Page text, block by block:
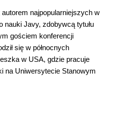
autorem najpopularniejszych w
nauki Javy, zdobywcą tytułu
gościem konferencji
się w północnych
w USA, gdzie pracuje
na Uniwersytecie Stanowym